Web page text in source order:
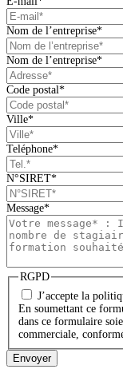
Nom de l’entreprise*
Nom de l’entreprise*
Code postal*
Ville*
Teléphone*
N°SIRET*
Message*
RGPD
J’accepte la
En soumettant ce
dans ce formulaire
commerciale,
Envoyer